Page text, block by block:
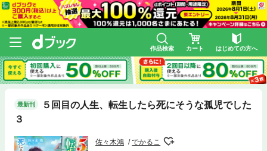
作品検索 カート はじめての方へ
最新刊
５回目の人生、転生したら死にそうな孤児でした
３
佐々木鴻 でかるこ